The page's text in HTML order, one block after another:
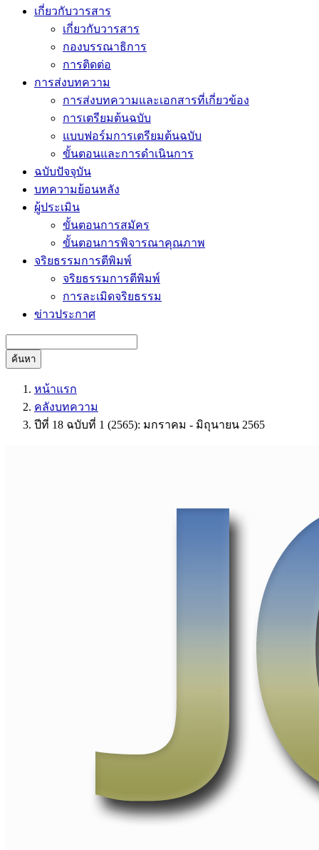
เกี่ยวกับวารสาร
เกี่ยวกับวารสาร
กองบรรณาธิการ
การติดต่อ
การส่งบทความ
การส่งบทความและเอกสารที่เกี่ยวข้อง
การเตรียมต้นฉบับ
แบบฟอร์มการเตรียมต้นฉบับ
ขั้นตอนและการดำเนินการ
ฉบับปัจจุบัน
บทความย้อนหลัง
ผู้ประเมิน
ขั้นตอนการสมัคร
ขั้นตอนการพิจารณาคุณภาพ
จริยธรรมการตีพิมพ์
จริยธรรมการตีพิมพ์
การละเมิดจริยธรรม
ข่าวประกาศ
ค้นหา
หน้าแรก
คลังบทความ
ปีที่ 18 ฉบับที่ 1 (2565): มกราคม - มิถุนายน 2565